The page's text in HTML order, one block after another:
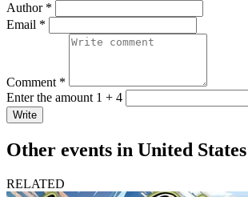
Author *
Email *
Comment *
Enter the amount 1 + 4
Write
Other events in United States
RELATED